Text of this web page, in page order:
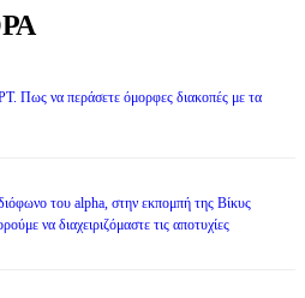
Πως να περάσετε όμορφες διακοπές με τα
του alpha, στην εκπομπή της Βίκυς
να διαχειριζόμαστε τις αποτυχίες